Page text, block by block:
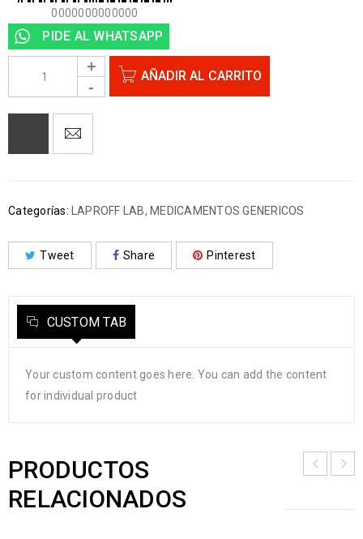
0000000000000
PIDE AL WHATSAPP
AÑADIR AL CARRITO
Categorías: LAPROFF LAB, MEDICAMENTOS GENERICOS
Tweet Share Pinterest
CUSTOM TAB
Your custom content goes here. You can add the content
for individual product
PRODUCTOS
RELACIONADOS